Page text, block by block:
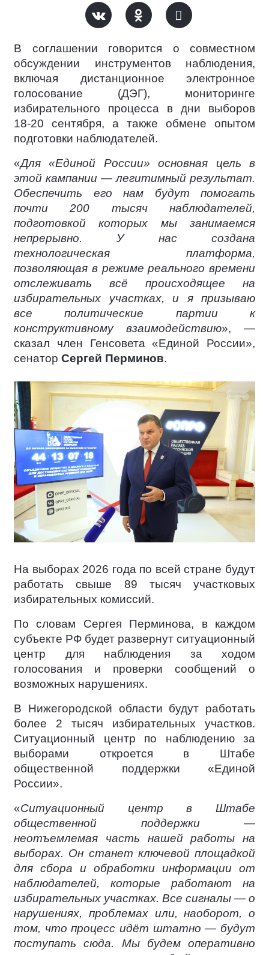
В соглашении говорится о совместном
обсуждении инструментов наблюдения,
включая дистанционное электронное
голосование (ДЭГ), мониторинге
избирательного процесса в дни выборов
18-20 сентября, а также обмене опытом
подготовки наблюдателей.
«Для «Единой России» основная цель в
этой кампании — легитимный результат.
Обеспечить его нам будут помогать
почти 200 тысяч наблюдателей,
подготовкой которых мы занимаемся
непрерывно. У нас создана
технологическая платформа,
позволяющая в режиме реального времени
отслеживать всё происходящее на
избирательных участках, и я призываю
все политические партии к
конструктивному взаимодействию», —
сказал член Генсовета «Единой России»,
сенатор Сергей Перминов.
На выборах 2026 года по всей стране будут
работать свыше 89 тысяч участковых
избирательных комиссий.
По словам Сергея Перминова, в каждом
субъекте РФ будет развернут ситуационный
центр для наблюдения за ходом
голосования и проверки сообщений о
возможных нарушениях.
В Нижегородской области будут работать
более 2 тысяч избирательных участков.
Ситуационный центр по наблюдению за
выборами откроется в Штабе
общественной поддержки «Единой
России».
«Ситуационный центр в Штабе
общественной поддержки —
неотъемлемая часть нашей работы на
выборах. Он станет ключевой площадкой
для сбора и обработки информации от
наблюдателей, которые работают на
избирательных участках. Все сигналы — о
нарушениях, проблемах или, наоборот, о
том, что процесс идёт штатно — будут
поступать сюда. Мы будем оперативно